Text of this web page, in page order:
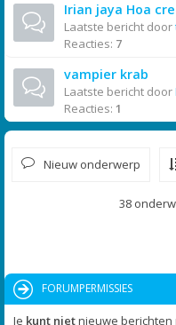
Irian jaya Hoa
Laatste bericht door
Reacties: 7
vampier krab
Laatste bericht door
Reacties: 1
Nieuw onderwerp
38
FORUMPERMISSIES
Je kunt nietnieuwe